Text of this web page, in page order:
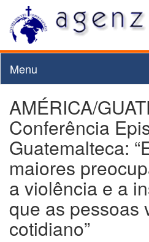
Menu
AMÉRICA/
Conferência
Guatemalteca:
maiores
a violência e a
que as pessoas
cotidiano”